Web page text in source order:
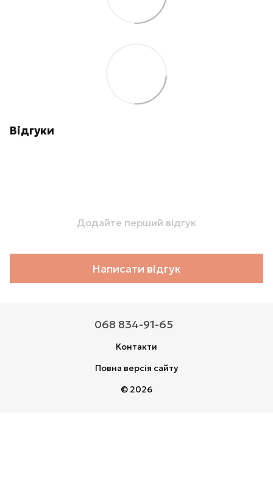
Відгуки
Додайте перший відгук
Написати відгук
068 834-91-65
Контакти
Повна версія сайту
© 2026